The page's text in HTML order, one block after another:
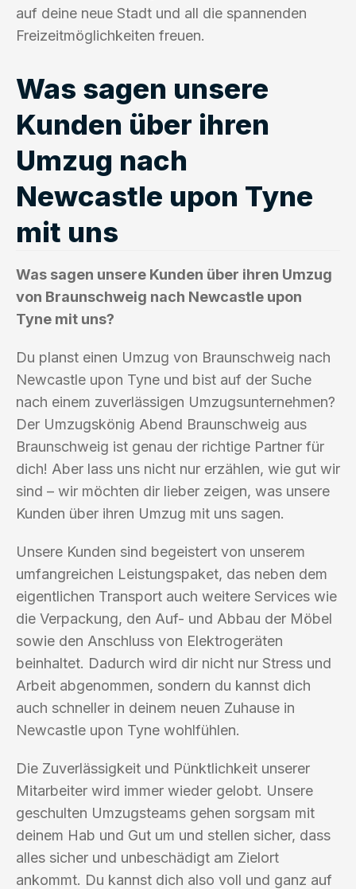
auf deine neue Stadt und all die spannenden
Freizeitmöglichkeiten freuen.
Was sagen unsere
Kunden über ihren
Umzug nach
Newcastle upon Tyne
mit uns
Was sagen unsere Kunden über ihren Umzug
von Braunschweig nach Newcastle upon
Tyne mit uns?
Du planst einen Umzug von Braunschweig nach
Newcastle upon Tyne und bist auf der Suche
nach einem zuverlässigen Umzugsunternehmen?
Der Umzugskönig Abend Braunschweig aus
Braunschweig ist genau der richtige Partner für
dich! Aber lass uns nicht nur erzählen, wie gut wir
sind – wir möchten dir lieber zeigen, was unsere
Kunden über ihren Umzug mit uns sagen.
Unsere Kunden sind begeistert von unserem
umfangreichen Leistungspaket, das neben dem
eigentlichen Transport auch weitere Services wie
die Verpackung, den Auf- und Abbau der Möbel
sowie den Anschluss von Elektrogeräten
beinhaltet. Dadurch wird dir nicht nur Stress und
Arbeit abgenommen, sondern du kannst dich
auch schneller in deinem neuen Zuhause in
Newcastle upon Tyne wohlfühlen.
Die Zuverlässigkeit und Pünktlichkeit unserer
Mitarbeiter wird immer wieder gelobt. Unsere
geschulten Umzugsteams gehen sorgsam mit
deinem Hab und Gut um und stellen sicher, dass
alles sicher und unbeschädigt am Zielort
ankommt. Du kannst dich also voll und ganz auf